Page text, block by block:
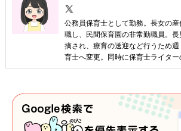
公務員保育士として勤務。長女の
職し、民間保育園の非常勤職員。
摘され、療育の送迎など行うため
育士へ変更。同時に保育士ライター